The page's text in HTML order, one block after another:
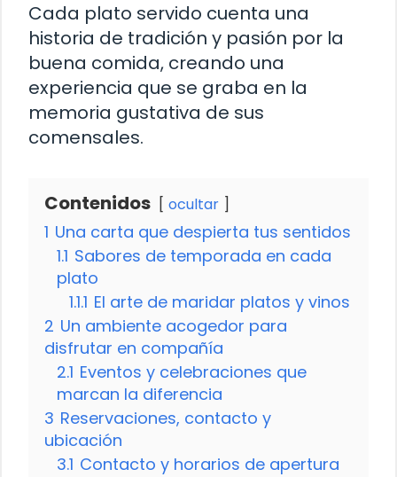
Cada plato servido cuenta una
historia de tradición y pasión por la
buena comida, creando una
experiencia que se graba en la
memoria gustativa de sus
comensales.
Contenidos ocultar
1 Una carta que despierta tus sentidos
1.1 Sabores de temporada en cada
plato
1.1.1 El arte de maridar platos y vinos
2 Un ambiente acogedor para
disfrutar en compañía
2.1 Eventos y celebraciones que
marcan la diferencia
3 Reservaciones, contacto y
ubicación
3.1 Contacto y horarios de apertura